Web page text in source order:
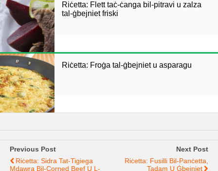
Riċetta: Flett taċ-ċanga bil-pitravi u zalza
tal-ġbejniet friski
Riċetta: Froġa tal-ġbejniet u asparagu
Previous Post
Riċetta: Sidra Tat-Tigiega
Mdawra Bil-Corned Beef U L-
Next Post
Riċetta: Fusilli Bil-Panċetta,
Tadam U Ġbejniet